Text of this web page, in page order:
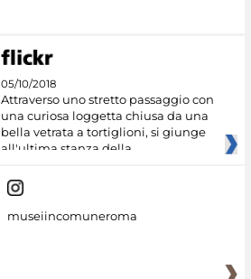
05/10/2018
Attraverso uno stretto passaggio con
una curiosa loggetta chiusa da una
bella vetrata a tortiglioni, si giunge
all'ultima stanza della
museiincomuneroma